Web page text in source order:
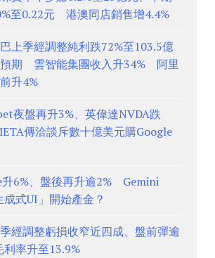
至0.22元 港澳同店銷售增4.4%
上季經調整純利跌72%至103.5億
預期 雲智能集團收入升34% 阿里
升4%
夜盤再升3%、英偉達NVDA跌
傳洽談斥數十億美元購Google
升6%、盤後再升逾2% Gemini
成式UI」開始產金？
經調整虧損收窄近四成、盤前彈逾
率升至13.9%